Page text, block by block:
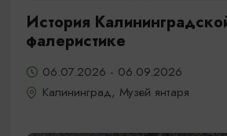
История
фалеристике
06.07.2026 - 06.09.2026
Калининград, Музей янтаря